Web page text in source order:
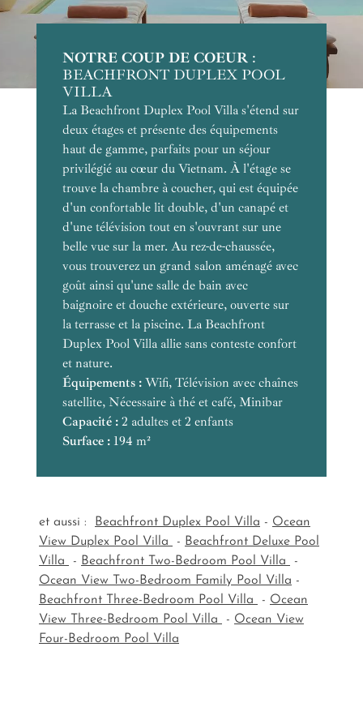
NOTRE COUP DE COEUR :
BEACHFRONT DUPLEX POOL
VILLA
La Beachfront Duplex Pool Villa s'étend sur
deux étages et présente des équipements
haut de gamme, parfaits pour un séjour
privilégié au cœur du Vietnam. À l'étage se
trouve la chambre à coucher, qui est équipée
d'un confortable lit double, d'un canapé et
d'une télévision tout en s'ouvrant sur une
belle vue sur la mer. Au rez-de-chaussée,
vous trouverez un grand salon aménagé avec
goût ainsi qu'une salle de bain avec
baignoire et douche extérieure, ouverte sur
la terrasse et la piscine. La Beachfront
Duplex Pool Villa allie sans conteste confort
et nature.
Équipements :Wifi, Télévision avec chaînes
satellite, Nécessaire à thé et café, Minibar
Capacité :2 adultes et 2 enfants
Surface :194 m²
POUR LA VUE
Équipements :
Capacité :
Surface :
POUR LES VOYAGES DE NOCES
Équipements :
Capacité :
Surface :
POUR LE CONFORT
Équipements :
Capacité :
POUR LES FAMILLES
Équipements :
Capacité :
POUR LE CADRE
Équipements :
Capacité :
POUR SON PANORAMA
Équipements :
Surface :
POUR L'EXCLUSIVITÉ
Équipements :
Capacité :
Surface :
et aussi : Beachfront Duplex Pool Villa - Ocean
View Duplex Pool Villa
- Beachfront Deluxe Pool
Villa
- Beachfront Two-Bedroom Pool Villa
-
Ocean View Two-Bedroom Family Pool Villa -
Beachfront Three-Bedroom Pool Villa
- Ocean
View Three-Bedroom Pool Villa
- Ocean View
Four-Bedroom Pool Villa